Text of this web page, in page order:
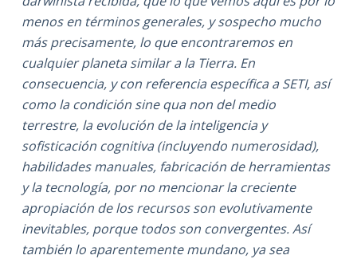
menos en términos generales, y sospecho mucho
más precisamente, lo que encontraremos en
cualquier planeta similar a la Tierra. En
consecuencia, y con referencia específica a SETI, así
como la condición sine quanon del medio
terrestre, la evolución de la inteligencia y
sofisticación cognitiva (incluyendo numerosidad),
habilidades manuales, fabricación de herramientas
y la tecnología, por no mencionar la creciente
apropiación de los recursos son evolutivamente
inevitables, porque todos son convergentes. Así
también lo aparentemente mundano, ya sea